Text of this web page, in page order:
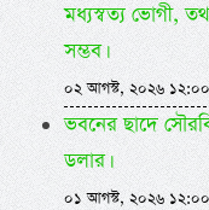
মধ্যস্বত্য ভোগী,
সম্ভব।
০২ আগস্ট, ২০২৬
ভবনের ছাদে
ডলার।
০১ আগস্ট, ২০২৬